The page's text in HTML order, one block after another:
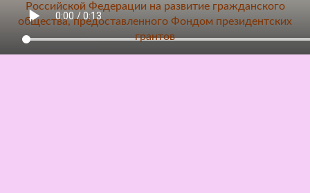
Российской Федерации на развитие гражданского
общества, предоставленного Фондом президентских
грантов